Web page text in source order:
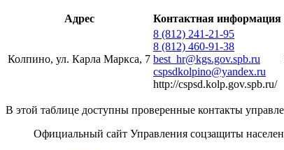
Адрес Контактная информация
Колпино, ул. Карла Маркса, 7
8 (812) 241-21-95
8 (812) 460-91-38
best_hr@kgs.gov.spb.ru
cspsdkolpino@yandex.ru
http://cspsd.kolp.gov.spb.ru/
В этой таблице доступны проверенные контакты
Официальный сайт Управления соцзащиты